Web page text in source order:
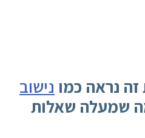
נראה כמו נישוב
שמעלה שאלות